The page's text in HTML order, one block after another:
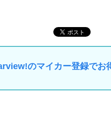
のマイカー登録でお